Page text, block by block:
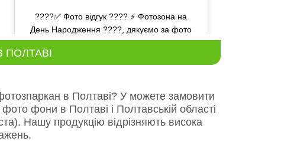
????✅ Фото відгук ???? ⚡️ Фотозона на
День Народження ????, дякуємо за фото
???? ⭐️ Артикул 70006
Публикация отФабрика эко печати(@ecofabrica.com.ua)
ПОЛТАВІ
в Полтаві? У можете замовити
фони в Полтаві і Полтавській області
Нашу продукцію відрізняють висока